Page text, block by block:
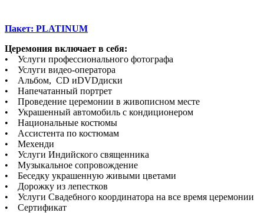
Пакет: PLATINUM
Церемония включает в себя:
• Услуги профессионального фотографа
• Услуги видео-оператора
• Альбом, CD иDVDдиски
• Напечатанный портрет
• Проведение церемонии в живописном месте
• Украшенный автомобиль с кондиционером
• Национальные костюмы
• Ассистента по костюмам
• Мехенди
• Услуги Индийского священника
• Музыкальное сопровождение
• Беседку украшенную живыми цветами
• Дорожку из лепестков
• Услуги Свадебного координатора на все время церемонии
• Сертификат